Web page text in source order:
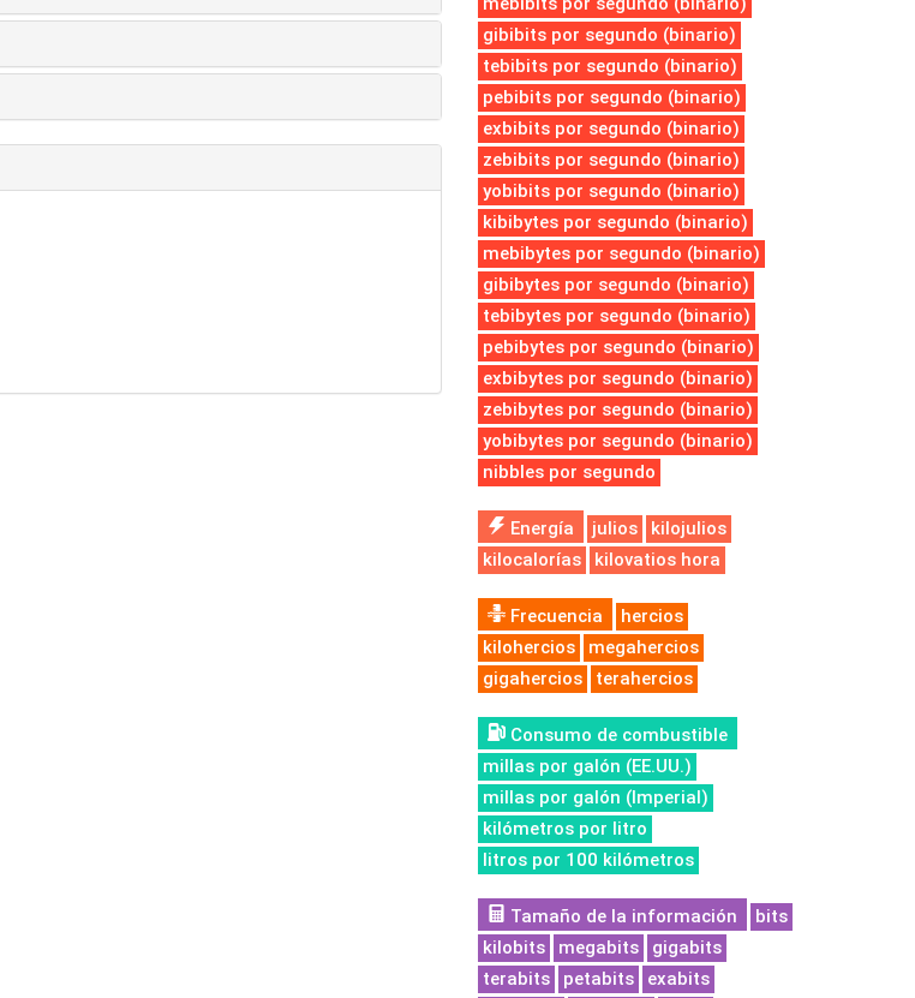
gibibits por segundo (binario)
tebibits por segundo (binario)
pebibits por segundo (binario)
exbibits por segundo (binario)
zebibits por segundo (binario)
yobibits por segundo (binario)
kibibytes por segundo (binario)
mebibytes por segundo (binario)
gibibytes por segundo (binario)
tebibytes por segundo (binario)
pebibytes por segundo (binario)
exbibytes por segundo (binario)
zebibytes por segundo (binario)
yobibytes por segundo (binario)
nibbles por segundo
Energía julios
kilojulios
kilocalorías
kilovatios hora
Frecuencia
hercios
kilohercios
megahercios
gigahercios
terahercios
Consumo de combustible
millas por galón (EE.UU.)
millas por galón (Imperial)
kilómetros por litro
litros por 100 kilómetros
Tamaño de la información
bits
kilobits
megabits
gigabits
terabits
petabits
exabits